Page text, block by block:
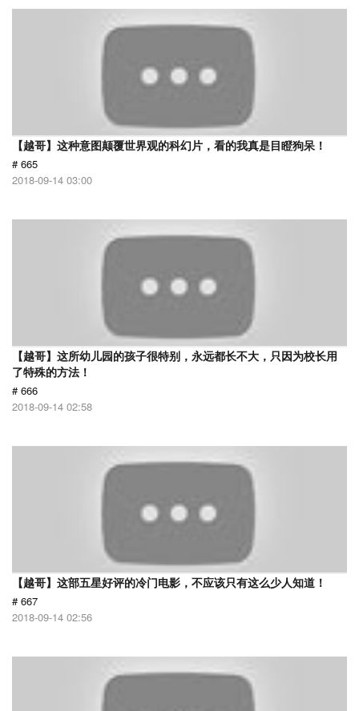
【越哥】这种意图颠覆世界观的科幻片，看的我真是目瞪狗呆！
# 665
2018-09-14 03:00
【越哥】这所幼儿园的孩子很特别，永远都长不大，只因为校长用
了特殊的方法！
# 666
2018-09-14 02:58
【越哥】这部五星好评的冷门电影，不应该只有这么少人知道！
# 667
2018-09-14 02:56